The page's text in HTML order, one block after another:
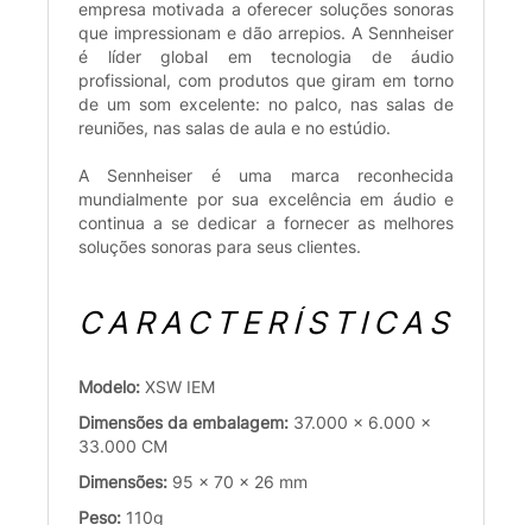
empresa motivada a oferecer soluções sonoras
que impressionam e dão arrepios. A Sennheiser
é líder global em tecnologia de áudio
profissional, com produtos que giram em torno
de um som excelente: no palco, nas salas de
reuniões, nas salas de aula e no estúdio.
A Sennheiser é uma marca reconhecida
mundialmente por sua excelência em áudio e
continua a se dedicar a fornecer as melhores
soluções sonoras para seus clientes.
CARACTERÍSTICAS
Modelo: XSW IEM
Dimensões da embalagem: 37.000 x 6.000 x
33.000 CM
Dimensões: 95 x 70 x 26 mm
Peso: 110g